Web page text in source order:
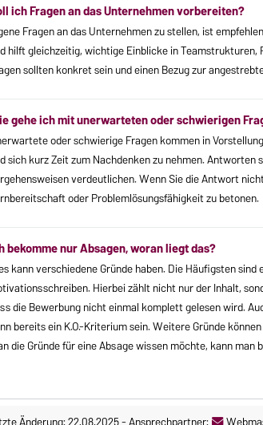
ich Fragen an das Unternehmen vorbereiten?
Fragen an das Unternehmen zu stellen, ist
hilft gleichzeitig, wichtige Einblicke in
sollten konkret sein und einen Bezug zur
gehe ich mit unerwarteten oder schwierigen
oder schwierige Fragen kommen in
sich kurz Zeit zum Nachdenken zu nehmen.
verdeutlichen. Wenn Sie die Antwort
oder Problemlösungsfähigkeit zu betonen.
bekomme nur Absagen, woran liegt das?
kann verschiedene Gründe haben. Die Häufigsten
Hierbei zählt nicht nur der Inhalt,
die Bewerbung nicht einmal komplett gelesen wird.
bereits ein K.O.-Kriterium sein. Weitere Gründe
die Gründe für eine Absage wissen möchte, kann man